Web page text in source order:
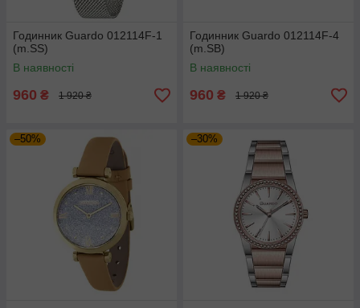
Годинник Guardo 012114F-1
(m.SS)
В наявності
960 ₴ 1 920 ₴
Годинник Guardo 012114F-4
(m.SB)
В наявності
960 ₴ 1 920 ₴
–50% –30%